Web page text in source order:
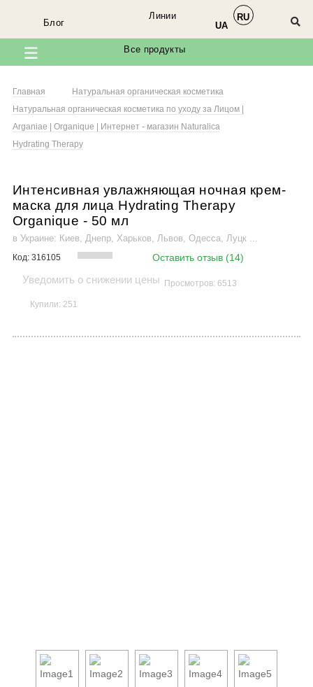
Все продукты
Линии
Блог
RU
UA
Главная
Натуральная органическая косметика
Натуральная органическая косметика по уходу за Лицом |
Arganiae | Organique | Интернет - магазин Naturalica
Hydrating Therapy
Интенсивная увлажняющая ночная крем-
маска для лица Hydrating Therapy
Organique - 50 мл
в Украине: Киев, Днепр, Харьков, Львов, Одесса, Луцк ...
Код: 316105 Оставить отзыв (14)
Уведомить о снижении цены Просмотров: 6513
Купили: 251